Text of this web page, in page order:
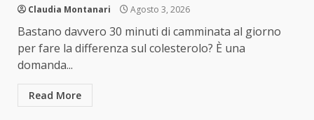
Claudia Montanari Agosto 3, 2026
Bastano davvero 30 minuti di camminata al giorno
per fare la differenza sul colesterolo? È una
domanda...
Read More